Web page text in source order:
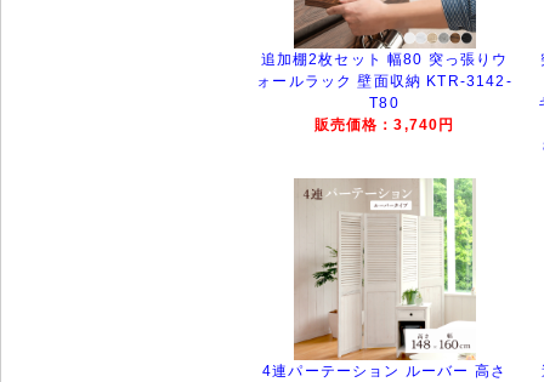
追加棚2枚セット 幅80 突っ張りウ
ォールラック 壁面収納 KTR-3142-
T80
販売価格：3,740円
4連パーテーション ルーバー 高さ